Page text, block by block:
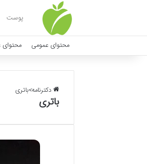
پوست
محتوای عمومی
دکترنامه>باتری
باتری